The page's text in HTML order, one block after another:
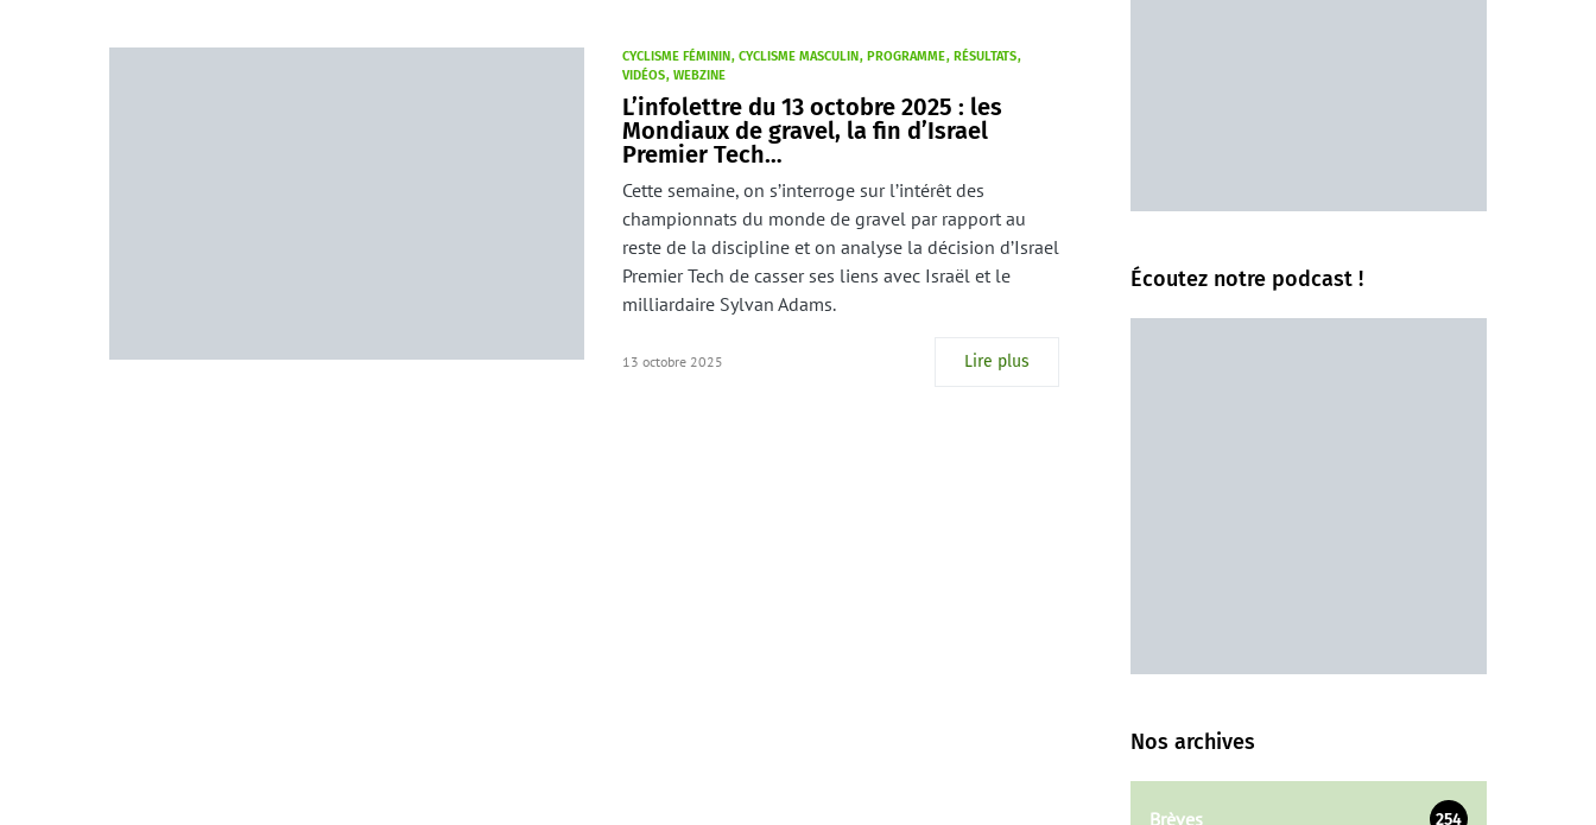
CYCLISME FÉMININ CYCLISME MASCULIN PROGRAMME RÉSULTATS
VIDÉOS WEBZINE
L’infolettre du 13 octobre 2025 : les
Mondiaux de gravel, la fin d’Israel
Premier Tech…
Cette semaine, on s’interroge sur l’intérêt des
championnats du monde de gravel par rapport au
reste de la discipline et on analyse la décision d’Israel
Premier Tech de casser ses liens avec Israël et le
milliardaire Sylvan Adams.
13 octobre 2025 Lire plus
Écoutez notre podcast !
Nos archives
Brèves 254